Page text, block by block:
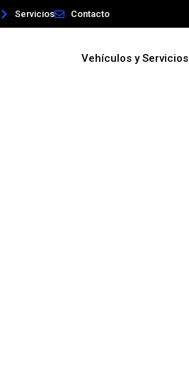
Servicios Contacto
Vehículos y Servicios